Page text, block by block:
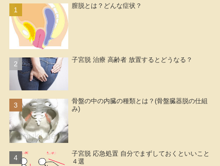
膣脱とは？どんな症状？
子宮脱 治療 高齢者 放置するとどうなる？
骨盤の中の内臓の種類とは？(骨盤臓器脱の仕組
み)
子宮脱 応急処置 自分でまずしておくといいこと
４選